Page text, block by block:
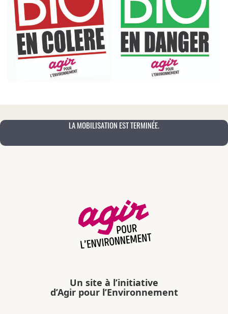
LA MOBILISATION EST TERMINÉE.
Un site à l’initiative
d’Agir pour l’Environnement